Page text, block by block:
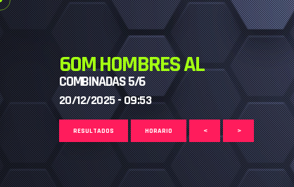
60M HOMBRES AL
COMBINADAS 5/6
20/12/2025 - 09:53
RESULTADOS HORARIO < >